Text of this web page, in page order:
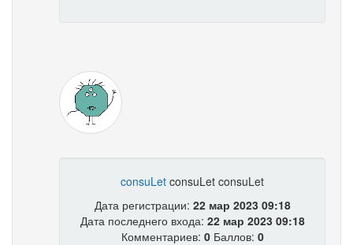
consuLet consuLet consuLet
Дата регистрации: 22 мар 2023 09:18
Дата последнего входа: 22 мар 2023 09:18
Комментариев: 0Баллов: 0